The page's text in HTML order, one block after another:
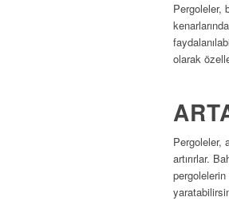
Pergoleler,
olarak
Pergoleler,
artırırlar.